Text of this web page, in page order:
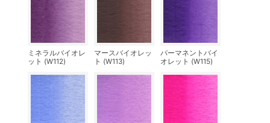
ミネラルバイオレ
ット (W112)
マースバイオレッ
ト (W113)
パーマネントバイ
オレット (W115)